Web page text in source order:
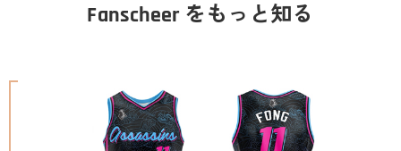
Fanscheer をもっと知る